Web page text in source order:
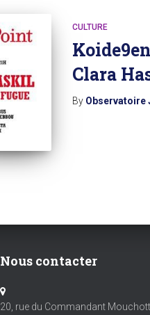
CULTURE
Clara
By Observatoire
Nous contacter
20, rue du Commandant